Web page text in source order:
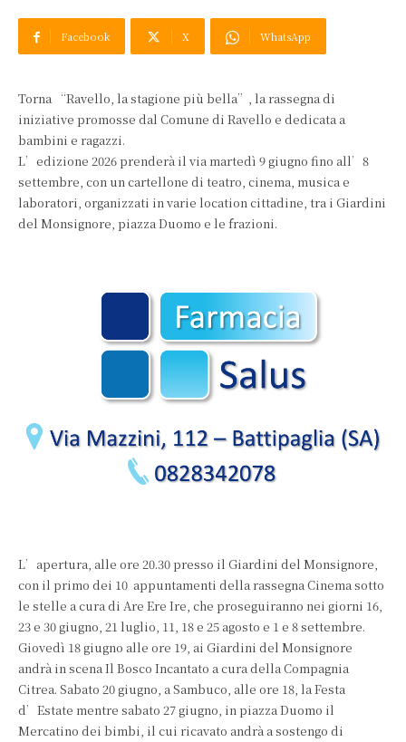
Facebook X WhatsApp
Torna “Ravello, la stagione più bella”, la rassegna di
iniziative promosse dal Comune di Ravello e dedicata a
bambini e ragazzi.
L’edizione 2026 prenderà il via martedì 9 giugno fino all’8
settembre, con un cartellone di teatro, cinema, musica e
laboratori, organizzati in varie location cittadine, tra i Giardini
del Monsignore, piazza Duomo e le frazioni.
L’apertura, alle ore 20.30 presso il Giardini del Monsignore,
con il primo dei 10 appuntamenti della rassegna Cinema sotto
le stelle a cura di Are Ere Ire, che proseguiranno nei giorni 16,
23 e 30 giugno, 21 luglio, 11, 18 e 25 agosto e 1 e 8 settembre.
Giovedì 18 giugno alle ore 19, ai Giardini del Monsignore
andrà in scena Il Bosco Incantato a cura della Compagnia
Citrea. Sabato 20 giugno, a Sambuco, alle ore 18, la Festa
d’Estate mentre sabato 27 giugno, in piazza Duomo il
Mercatino dei bimbi, il cui ricavato andrà a sostengo di